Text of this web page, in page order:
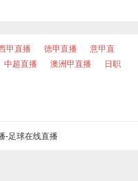
甲直播 德甲直播
意甲直
中超直播 澳洲甲直播
日职
-足球在线直播